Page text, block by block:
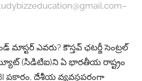
–
మాస్టర్ ఎవరు? కౌస్తవ్ ఛటర్జీ సెంట్రల్
(సిడిటిఐ)ని ఏ భారతీయ రాష్ట్రం
ప్రకారం, దేశీయ వ్యవస్థపరంగా